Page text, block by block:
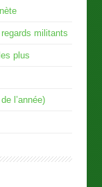
militants
plus
l’année)